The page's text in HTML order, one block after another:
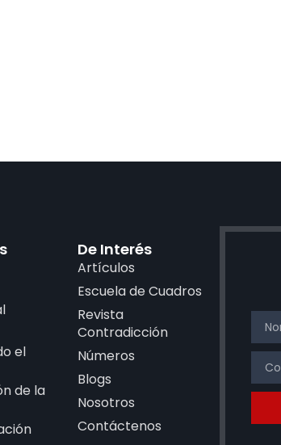
el
de la
De Interés
Artículos
Escuela de Cuadros
Revista
Contradicción
Números
Blogs
Nosotros
Contáctenos